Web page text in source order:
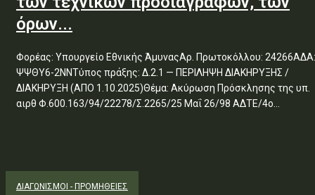
όρων...
Φορέας: Υπουργείο Εθνικής ΆμυναςΑρ. Πρωτοκόλλου: 24266ΑΔΑ:
ΨΨΘΥ6-2ΝΝΤύπος πράξης: Δ.2.1 — ΠΕΡΙΛΗΨΗ ΔΙΑΚΗΡΥΞΗΣ /
ΔΙΑΚΗΡΥΞΗ (ΑΠΟ 1.10.2025)Θέμα: Ακύρωση Πρόσκλησης της υπ.
αιρθ Φ.600.163/94/22278/Σ.2265/25 Μαΐ 26/98 ΑΔΤΕ/4ο...
ΔΙΑΓΩΝΙΣΜΟΊ - ΠΡΟΜΉΘΕΙΕΣ